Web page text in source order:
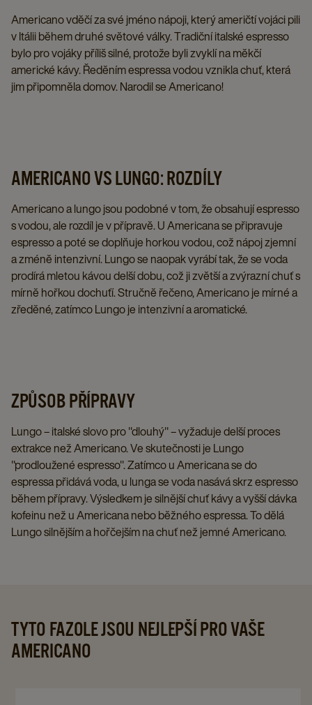
Americano vděčí za své jméno nápoji, který američtí vojáci pili
v Itálii během druhé světové války. Tradiční italské espresso
bylo pro vojáky příliš silné, protože byli zvyklí na měkčí
americké kávy. Ředěním espressa vodou vznikla chuť, která
jim připomněla domov. Narodil se Americano!
AMERICANO VS LUNGO: ROZDÍLY
Americano a lungo jsou podobné v tom, že obsahují espresso
s vodou, ale rozdíl je v přípravě. U Americana se připravuje
espresso a poté se doplňuje horkou vodou, což nápoj zjemní
a zméně intenzivní. Lungo se naopak vyrábí tak, že se voda
prodírá mletou kávou delší dobu, což ji zvětší a zvýrazní chuť s
mírně hořkou dochuťí. Stručně řečeno, Americano je mírné a
zředěné, zatímco Lungo je intenzivní a aromatické.
ZPŮSOB PŘÍPRAVY
Lungo – italské slovo pro "dlouhý" – vyžaduje delší proces
extrakce než Americano. Ve skutečnosti je Lungo
"prodloužené espresso". Zatímco u Americana se do
espressa přidává voda, u lunga se voda nasává skrz espresso
během přípravy. Výsledkem je silnější chuť kávy a vyšší dávka
kofeinu než u Americana nebo běžného espressa. To dělá
Lungo silnějším a hořčejším na chuť než jemné Americano.
TYTO FAZOLE JSOU NEJLEPŠÍ PRO VAŠE
AMERICANO